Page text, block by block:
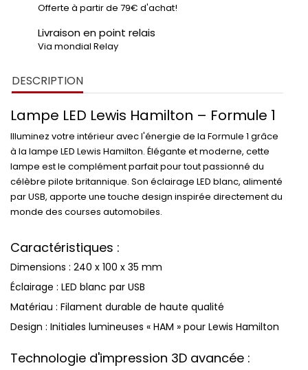
Offerte à partir de 79€ d'achat!
Livraison en point relais
Via mondial Relay
DESCRIPTION
Lampe LED Lewis Hamilton – Formule 1
Illuminez votre intérieur avec l'énergie de la Formule 1 grâce
à la lampe LED Lewis Hamilton. Élégante et moderne, cette
lampe est le complément parfait pour tout passionné du
célèbre pilote britannique. Son éclairage LED blanc, alimenté
par USB, apporte une touche design inspirée directement du
monde des courses automobiles.
Caractéristiques :
Dimensions : 240 x 100 x 35 mm
Éclairage : LED blanc par USB
Matériau : Filament durable de haute qualité
Design : Initiales lumineuses « HAM » pour Lewis Hamilton
Technologie d'impression 3D avancée :